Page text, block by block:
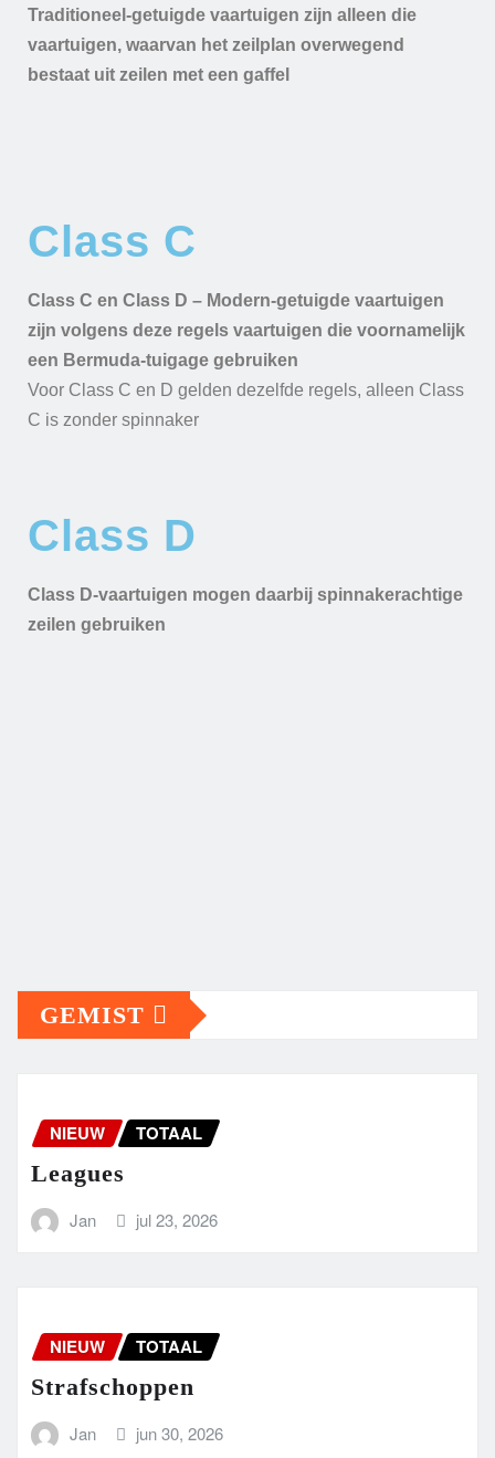
Traditioneel-getuigde vaartuigen zijn alleen die
vaartuigen, waarvan het zeilplan overwegend
bestaat uit zeilen met een gaffel
Class C
Class C en Class D – Modern-getuigde vaartuigen
zijn volgens deze regels vaartuigen die voornamelijk
een Bermuda-tuigage gebruiken
Voor Class C en D gelden dezelfde regels, alleen Class
C is zonder spinnaker
Class D
Class D-vaartuigen mogen daarbij spinnakerachtige
zeilen gebruiken
GEMIST
NIEUW TOTAAL
Leagues
Jan jul 23, 2026
NIEUW TOTAAL
Strafschoppen
Jan jun 30, 2026